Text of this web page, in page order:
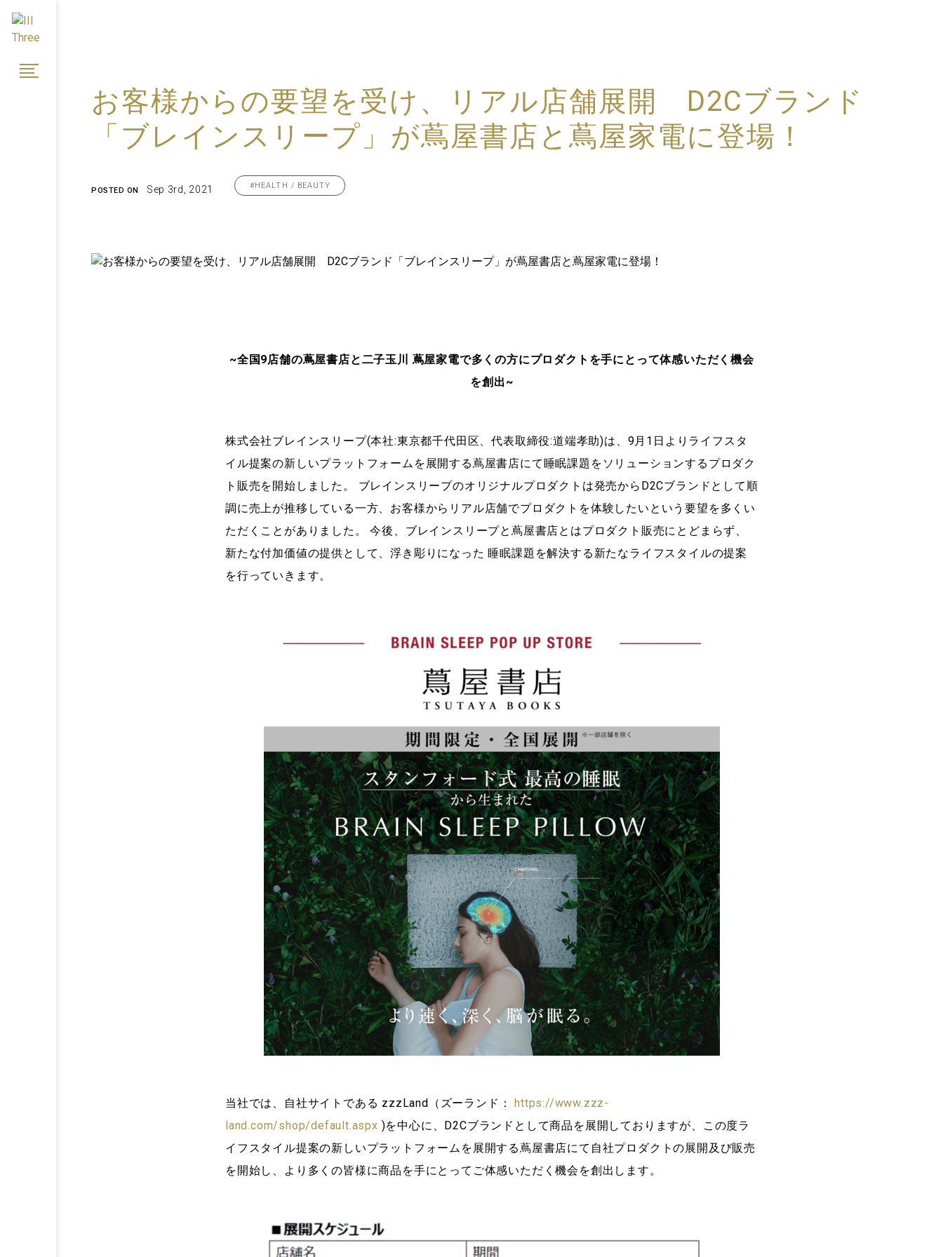
お客様からの要望を受け、リアル店舗展開 D2Cブランド
「ブレインスリープ」が蔦屋書店と蔦屋家電に登場！
POSTED ON Sep 3rd, 2021 #HEALTH / BEAUTY
~全国9店舗の蔦屋書店と二子玉川 蔦屋家電で多くの方にプロダクトを手にとって体感いただく機会
を創出~
株式会社ブレインスリープ(本社:東京都千代田区、代表取締役:道端孝助)は、9月1日よりライフスタ
イル提案の新しいプラットフォームを展開する蔦屋書店にて睡眠課題をソリューションするプロダク
ト販売を開始しました。 ブレインスリープのオリジナルプロダクトは発売からD2Cブランドとして順
調に売上が推移している一方、お客様からリアル店舗でプロダクトを体験したいという要望を多くい
ただくことがありました。 今後、ブレインスリープと蔦屋書店とはプロダクト販売にとどまらず、
新たな付加価値の提供として、浮き彫りになった 睡眠課題を解決する新たなライフスタイルの提案
を行っていきます。
当社では、自社サイトである zzzLand（ズーランド：https://www.zzz-
land.com/shop/default.aspx )を中心に、D2Cブランドとして商品を展開しておりますが、この度ラ
イフスタイル提案の新しいプラットフォームを展開する蔦屋書店にて自社プロダクトの展開及び販売
を開始し、より多くの皆様に商品を手にとってご体感いただく機会を創出します。